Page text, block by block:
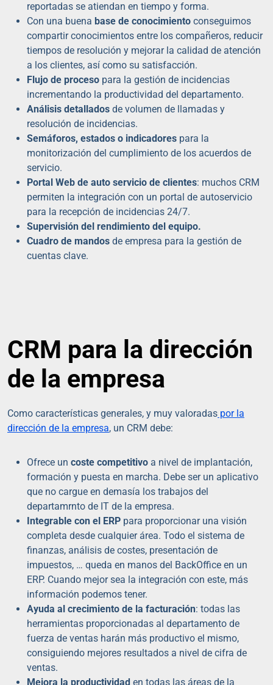
reportadas se atiendan en tiempo y forma.
Con una buena base de conocimiento conseguimos
compartir conocimientos entre los compañeros, reducir
tiempos de resolución y mejorar la calidad de atención
a los clientes, así como su satisfacción.
Flujo de proceso para la gestión de incidencias
incrementando la productividad del departamento.
Análisis detallados de volumen de llamadas y
resolución de incidencias.
Semáforos, estados o indicadores para la
monitorización del cumplimiento de los acuerdos de
servicio.
Portal Web de auto servicio de clientes: muchos CRM
permiten la integración con un portal de autoservicio
para la recepción de incidencias 24/7.
Supervisión del rendimiento del equipo.
Cuadro de mandos de empresa para la gestión de
cuentas clave.
CRM para la dirección
de la empresa
Como características generales, y muy valoradas por la
dirección de la empresa, un CRM debe:
Ofrece un coste competitivo a nivel de implantación,
formación y puesta en marcha. Debe ser un aplicativo
que no cargue en demasía los trabajos del
departamrnto de IT de la empresa.
Integrable con el ERP para proporcionar una visión
completa desde cualquier área. Todo el sistema de
finanzas, análisis de costes, presentación de
impuestos, … queda en manos del BackOffice en un
ERP. Cuando mejor sea la integración con este, más
información podemos tener.
Ayuda al crecimiento de la facturación: todas las
herramientas proporcionadas al departamento de
fuerza de ventas harán más productivo el mismo,
consiguiendo mejores resultados a nivel de cifra de
ventas.
Mejora la productividad en todas las áreas de la